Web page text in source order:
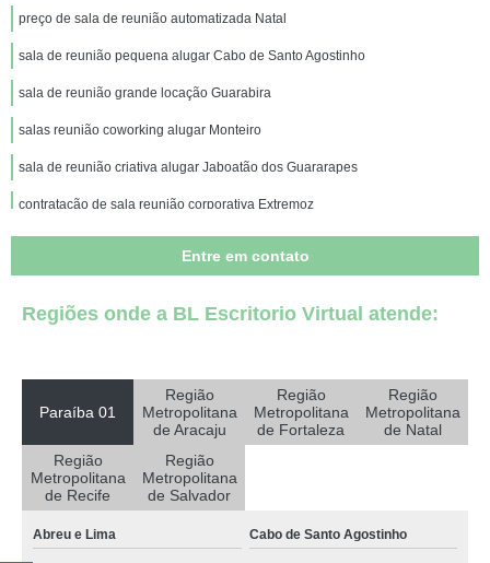
preço de sala de reunião automatizada Natal
sala de reunião pequena alugar Cabo de Santo Agostinho
sala de reunião grande locação Guarabira
salas reunião coworking alugar Monteiro
sala de reunião criativa alugar Jaboatão dos Guararapes
contratação de sala reunião corporativa Extremoz
sala de reunião multifuncional locação Cruz do Espírito Santo
contratação de sala de reunião criativa Lauro de Freitas
preço de sala de reunião modernas Sapé
preço de sala de reunião pequena Salgado de São Félix
contratação de salas de reunião decorada Guarabira
sala de reunião pequena Teixeira
sala de reunião multimídia locação São Cristóvão
Entre em contato
Regiões onde a BL Escritorio Virtual atende:
Paraíba 01
Região
Metropolitana
de Aracaju
Região
Metropolitana
de Fortaleza
Região
Metropolitana
de Natal
Região
Metropolitana
de Recife
Região
Metropolitana
de Salvador
Abreu e Lima Cabo de Santo Agostinho